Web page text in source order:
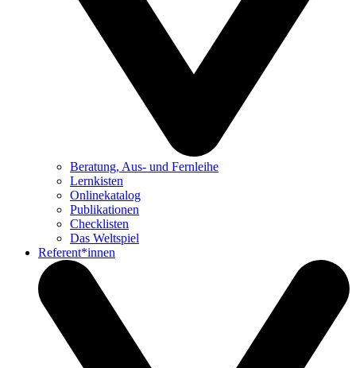
Beratung, Aus- und Fernleihe
Lernkisten
Onlinekatalog
Publikationen
Checklisten
Das Weltspiel
Referent*innen